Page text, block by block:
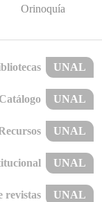
Orinoquía
UNAL
Catálogo UNAL
UNAL
UNAL
revistas UNAL